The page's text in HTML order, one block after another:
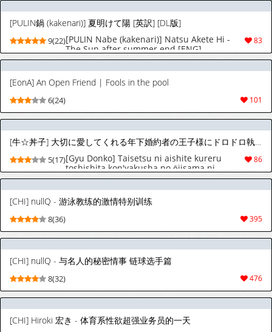
[PULIN鍋 (kakenari)] 夏明けて陽 [英訳] [DL版]
83
9(22)[PULIN Nabe (kakenari)] Natsu Akete Hi -
The Sun after summer end [ENG]
[EonA] An Open Friend | Fools in the pool
101
6(24)
[牛☆丼子] 大切に愛してくれる年下婚約者の王子様にドロドロ執着されていました︱被深爱着我的年下未婚夫王子殿下病态执着中 [Chinese][全1话]
86
5(17)[Gyu Donko] Taisetsu ni aishite kureru
toshishita kon'yakusha no ōjisama ni
dorodoro shūchaku sarete imashita︱被深爱
着我的年下未婚夫王子殿下病态执着中
[Chinese][全1话]
[CHI] nullQ - 游泳教练的激情特别训练
395
8(36)
[CHI] nullQ - 与名人的秘密情事 链球选手篇
476
8(32)
[CHI] Hiroki 宏き - 体育系性欲超强业务员的一天